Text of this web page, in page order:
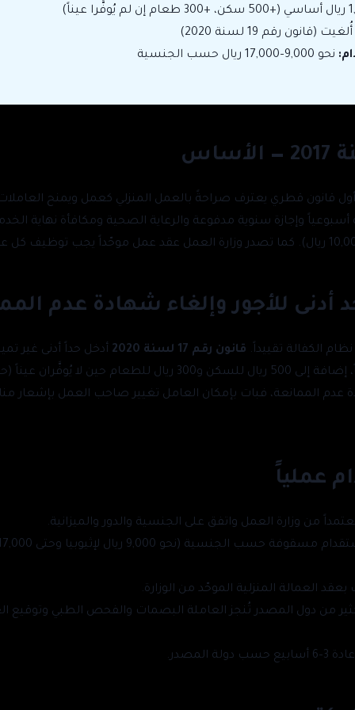
أُلغيت (قانون رقم 19 لسنة 2020)
نحو 9,000–17,000 ريال حسب الجنسية
2017، وكان أول قانون قطري يعترف صراحةً بالعمل المنزلي كعمل ويمنح
وإجازة سنوية مدفوعة والرعاية الصحية ومكافأة نهاية
قانون رقم 17 لسنة 2020
أدخل حداً أدنى غير
لا يُوفَّران عيناً (حد فعلي 1,800 ريال). و
عدم الممانعة، فبات بإمكان العامل تغيير صاحب العمل بإشعار
عملياً
من وزارة العمل واتفق على الجنسية والدور والميزانية.
العمالة المنزلية الموحّد من الوزارة.
من دول المصدر تُنجز العاملة البصمات والفحص الطبي وتوقيع
المصدر.